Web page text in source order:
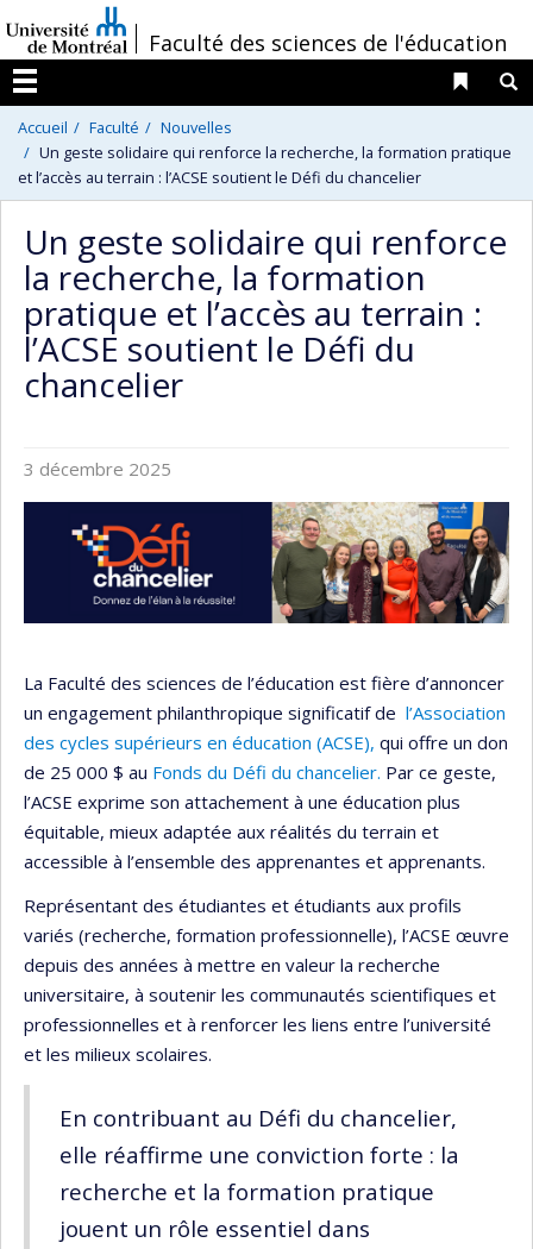
au
contenu
/Faculté des sciences de l'éducation
Menu
Liens
Accueil Faculté
Nouvelles
Un geste solidaire qui renforce la recherche, la formation pratique
et l’accès au terrain : l’ACSE soutient le Défi du chancelier
Un geste solidaire qui renforce
la recherche, la formation
pratique et l’accès au terrain :
l’ACSE soutient le Défi du
chancelier
3 décembre 2025
La Faculté des sciences de l’éducation est fière d’annoncer
un engagement philanthropique significatif de l’Association
des cycles supérieurs en éducation (ACSE), qui offre un don
de 25 000 $ au Fonds du Défi du chancelier. Par ce geste,
l’ACSE exprime son attachement à une éducation plus
équitable, mieux adaptée aux réalités du terrain et
accessible à l’ensemble des apprenantes et apprenants.
Représentant des étudiantes et étudiants aux profils
variés (recherche, formation professionnelle), l’ACSE œuvre
depuis des années à mettre en valeur la recherche
universitaire, à soutenir les communautés scientifiques et
professionnelles et à renforcer les liens entre l’université
et les milieux scolaires.
En contribuant au Défi du chancelier,
elle réaffirme une conviction forte : la
recherche et la formation pratique
jouent un rôle essentiel dans